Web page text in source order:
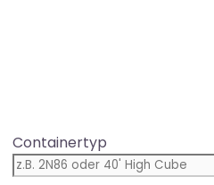
Containertyp